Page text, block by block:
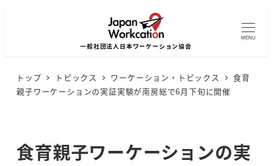
MENU
トップ トピックス ワーケーション・トピックス
食育
親子ワーケーションの実証実験が南房総で6月下旬に開催
食育親子ワーケーションの実